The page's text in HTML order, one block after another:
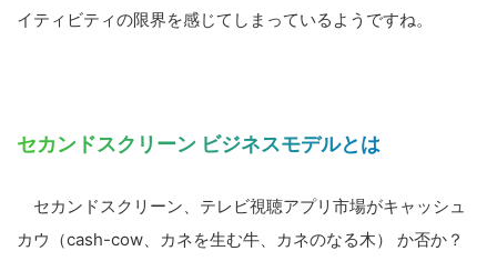
イティビティの限界を感じてしまっているようですね。
セカンドスクリーン ビジネスモデルとは
セカンドスクリーン、テレビ視聴アプリ市場がキャッシュ
カウ（cash-cow、カネを生む牛、カネのなる木） か否か？